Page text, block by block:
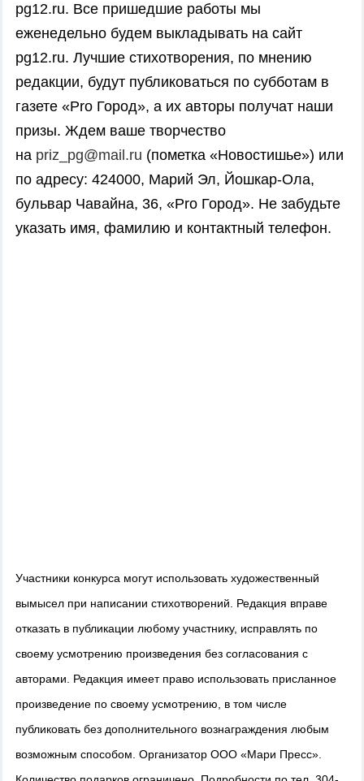
pg12.ru. Все пришедшие работы мы
еженедельно будем выкладывать на сайт
pg12.ru. Лучшие стихотворения, по мнению
редакции, будут публиковаться по субботам в
газете «Pro Город», а их авторы получат наши
призы. Ждем ваше творчество
на priz_pg@mail.ru (пометка «Новостишье») или
по адресу: 424000, Марий Эл, Йошкар-Ола,
бульвар Чавайна, 36, «Pro Город». Не забудьте
указать имя, фамилию и контактный телефон.
Участники конкурса могут использовать художественный
вымысел при написании стихотворений. Редакция вправе
отказать в публикации любому участнику, исправлять по
своему усмотрению произведения без согласования с
авторами. Редакция имеет право использовать присланное
произведение по своему усмотрению, в том числе
публиковать без дополнительного вознаграждения любым
возможным способом. Организатор ООО «Мари Пресс».